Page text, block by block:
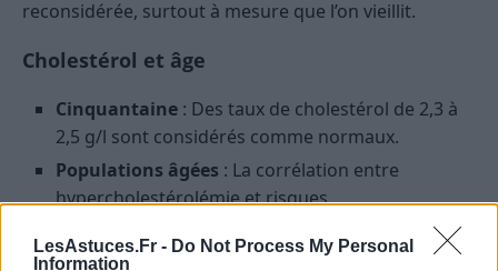
LesAstuces.Fr - Do Not Process My Personal
Information
reconsidérée, surtout à mesure que l’on vieillit.
Cholestérol et âge
Cinquantaine : Des taux de cholestérol de 2,3 à
2,5 g/l sont considérés comme normaux.
Populations âgées : La corrélation entre
hypercholestérolémie et risques
Au-delà de 80 ans: Un taux élevé de cholestérol